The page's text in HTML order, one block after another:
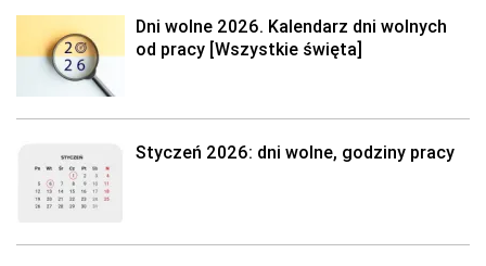
Dni wolne 2026. Kalendarz dni wolnych
od pracy [Wszystkie święta]
Styczeń 2026: dni wolne, godziny pracy